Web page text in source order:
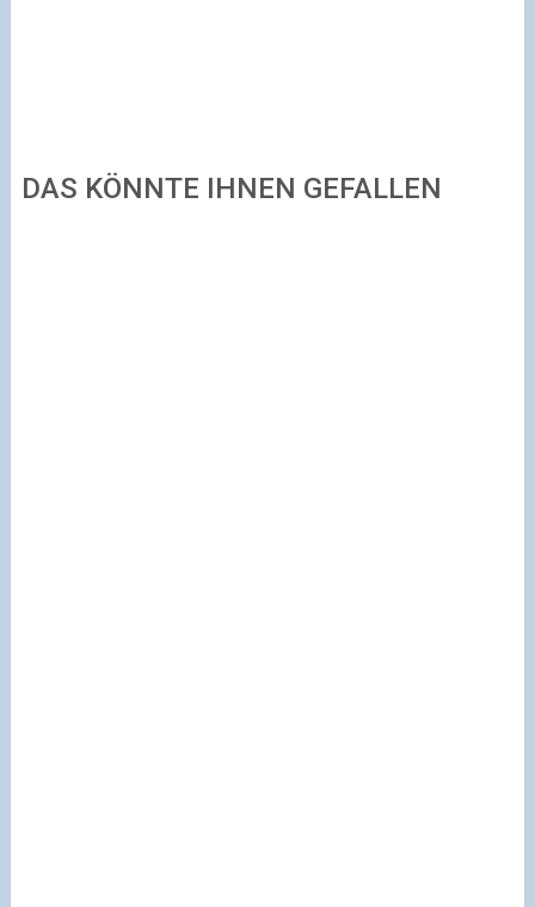
DAS KÖNNTE IHNEN GEFALLEN